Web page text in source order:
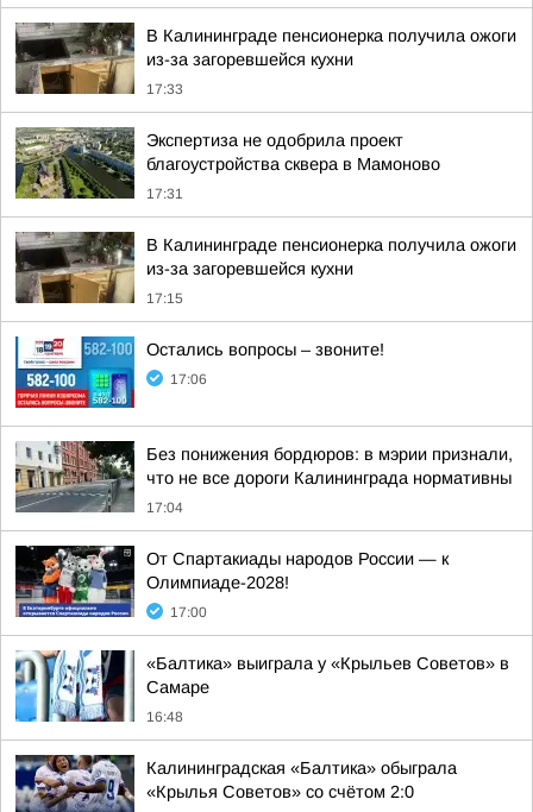
В Калининграде пенсионерка получила ожоги
из-за загоревшейся кухни
17:33
Экспертиза не одобрила проект
благоустройства сквера в Мамоново
17:31
В Калининграде пенсионерка получила ожоги
из-за загоревшейся кухни
17:15
Остались вопросы – звоните!
17:06
Без понижения бордюров: в мэрии признали,
что не все дороги Калининграда нормативны
17:04
От Спартакиады народов России — к
Олимпиаде-2028!
17:00
«Балтика» выиграла у «Крыльев Советов» в
Самаре
16:48
Калининградская «Балтика» обыграла
«Крылья Советов» со счётом 2:0